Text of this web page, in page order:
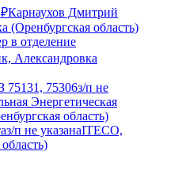
₽Карнаухов Дмитрий
(Оренбургская область)
в отделение
Александровка
75131, 75306з/п не
Энергетическая
область)
з/п не указанаITECO,